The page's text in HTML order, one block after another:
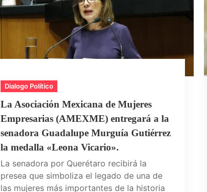
Dialogo Político
La Asociación Mexicana de Mujeres
Empresarias (AMEXME) entregará a la
senadora Guadalupe Murguía Gutiérrez
la medalla «Leona Vicario».
La senadora por Querétaro recibirá la
presea que simboliza el legado de una de
las mujeres más importantes de la historia